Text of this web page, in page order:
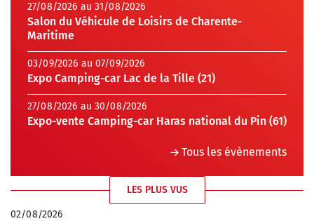
27/08/2026 au 31/08/2026
Salon du Véhicule de Loisirs de Charente-
Maritime
03/09/2026 au 07/09/2026
Expo Camping-car Lac de la Tille (21)
27/08/2026 au 30/08/2026
Expo-vente Camping-car Haras national du Pin (61)
Tous les évènements
LES PLUS VUS
02/08/2026